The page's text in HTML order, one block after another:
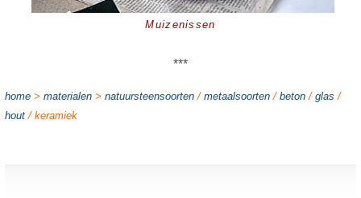
Muizenissen
***
home> materialen> natuursteensoorten/ metaalsoorten/beton/ glas/
hout/ keramiek